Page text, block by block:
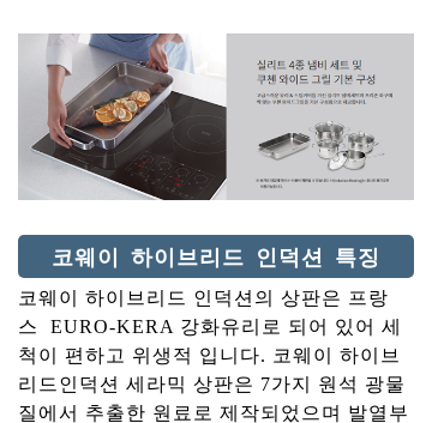
코웨이 하이브리드 인덕션 특징
코웨이 하이브리드 인덕션의 상판은 프랑
스 EURO-KERA 강화유리로 되어 있어 세
척이 편하고 위생적 입니다. 코웨이 하이브
리드인덕션 세라믹 상판은 7가지 원석 광물
질에서 추출한 원료로 제작되었으며 발열부